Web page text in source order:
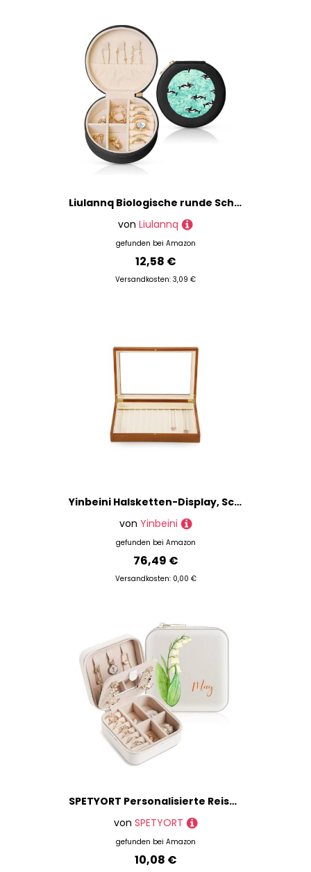
Liulannq Biologische runde Schmuckschatulle aus Leder im Pazifik-Ozean
von Liulannq
gefunden bei Amazon
12,58 €
Versandkosten: 3,09 €
Yinbeini Halsketten-Display, Schmuck-Organizer, Holz-Schmuckschatulle, Premium-Schmuckaufbewahrung, luxuriöser Armband-Organizer, beigefarbene Halskettenbox
von Yinbeini
gefunden bei Amazon
76,49 €
Versandkosten: 0,00 €
SPETYORT Personalisierte Reise-Schmuckschatulle mit Spiegel, kleine Schmuckschatulle mit bunter Geburtsblume und Namen, Schmuck-Reiseetui für Ringe, Ohrringe, Halsketten, personalisierte Geschenke
von SPETYORT
gefunden bei Amazon
10,08 €